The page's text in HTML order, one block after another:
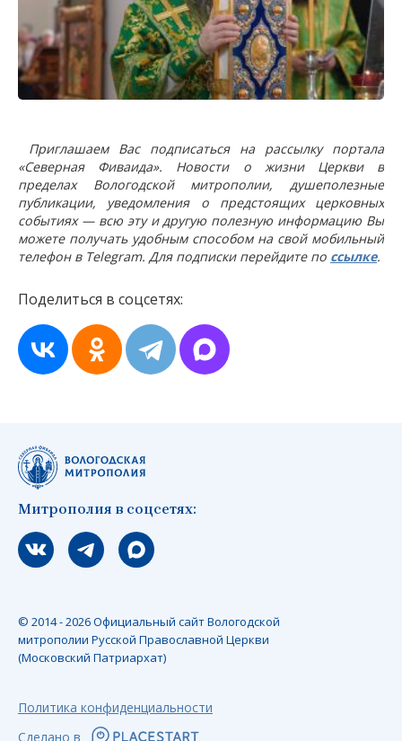
Приглашаем Вас подписаться на рассылку портала
«Северная Фиваида». Новости о жизни Церкви в
пределах Вологодской митрополии, душеполезные
публикации, уведомления о предстоящих церковных
событиях — всю эту и другую полезную информацию Вы
можете получать удобным способом на свой мобильный
телефон в Telegram. Для подписки перейдите по ссылке.
Поделиться в соцсетях:
Митрополия в соцсетях:
Мы вконтакте
Мы в telegram
Мы в Макс
© 2014 - 2026 Официальный сайт Вологодской
митрополии Русской Православной Церкви
(Московский Патриархат)
Политика конфиденциальности
Сделано в